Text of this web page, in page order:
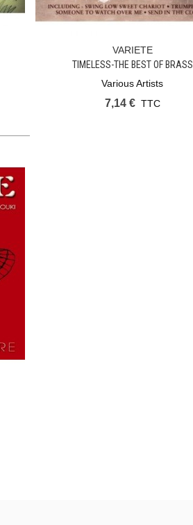
Ajouter Au Panier
VARIETE
TIMELESS-THE BEST OF BRASS
Various Artists
7,14 € TTC